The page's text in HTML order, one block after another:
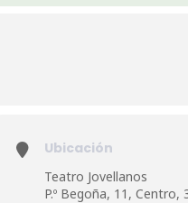
Ubicación
Teatro Jovellanos
P.º Begoña, 11, Centro,